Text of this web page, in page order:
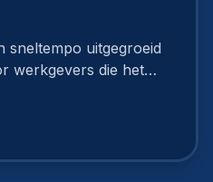
sneltempo uitgegroeid
werkgevers die het